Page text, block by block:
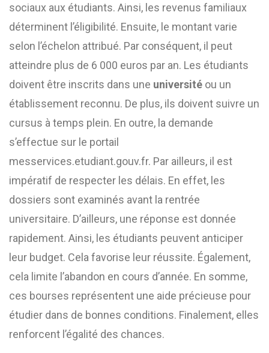
sociaux aux étudiants. Ainsi, les revenus familiaux
déterminent l’éligibilité. Ensuite, le montant varie
selon l’échelon attribué. Par conséquent, il peut
atteindre plus de 6 000 euros par an. Les étudiants
doivent être inscrits dans une université ou un
établissement reconnu. De plus, ils doivent suivre un
cursus à temps plein. En outre, la demande
s’effectue sur le portail
messervices.etudiant.gouv.fr. Par ailleurs, il est
impératif de respecter les délais. En effet, les
dossiers sont examinés avant la rentrée
universitaire. D’ailleurs, une réponse est donnée
rapidement. Ainsi, les étudiants peuvent anticiper
leur budget. Cela favorise leur réussite. Également,
cela limite l’abandon en cours d’année. En somme,
ces bourses représentent une aide précieuse pour
étudier dans de bonnes conditions. Finalement, elles
renforcent l’égalité des chances.